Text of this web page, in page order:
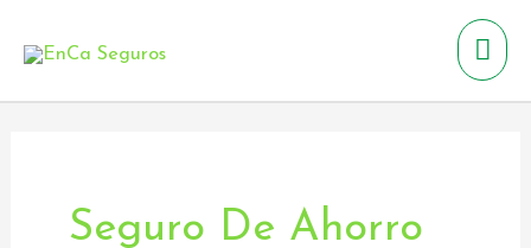
Seguro De Ahorro